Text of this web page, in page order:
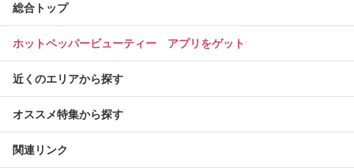
総合トップ
ホットペッパービューティー アプリをゲット
近くのエリアから探す
オススメ特集から探す
関連リンク